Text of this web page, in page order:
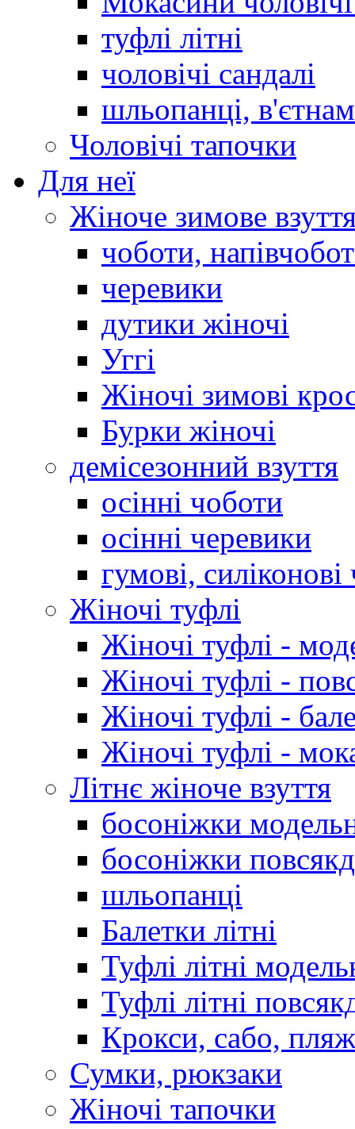
туфлі літні
чоловічі сандалі
шльопанці,
Чоловічі тапочки
Для неї
Жіноче зимове
чоботи,
черевики
дутики жіночі
Уггі
Жіночі зимові
Бурки жіночі
демісезонний взуття
осінні чоботи
осінні черевики
гумові,
Жіночі туфлі
Жіночі туфлі -
Жіночі туфлі -
Жіночі туфлі -
Жіночі туфлі -
Літнє жіноче взуття
босоніжки
босоніжки
шльопанці
Балетки літні
Туфлі літні
Туфлі літні
Крокси, сабо,
Сумки, рюкзаки
Жіночі тапочки